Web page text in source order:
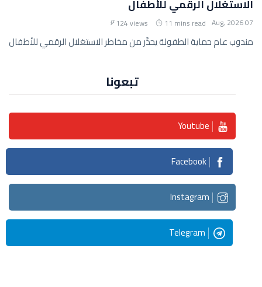
الاستغلال الرقمي للأطفال
07 Aug, 2026
11 mins read
124 views
مندوب عام حماية الطفولة يحذّر من مخاطر الاستغلال الرقمي للأطفال
تبعونا
Youtube
Facebook
Instagram
Telegram